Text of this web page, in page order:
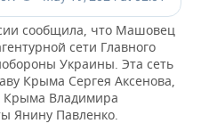
сообщила, что Машовец
сети Главного
Украины. Эта сеть
Крыма Сергея Аксенова,
Крыма Владимира
Янину Павленко.